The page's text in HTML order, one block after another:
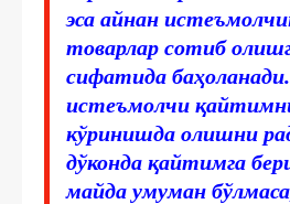
эса айнан
товарлар сотиб
сифатида
истеъмолчи
кўринишда олишни
дўконда қайтимга
майда умуман